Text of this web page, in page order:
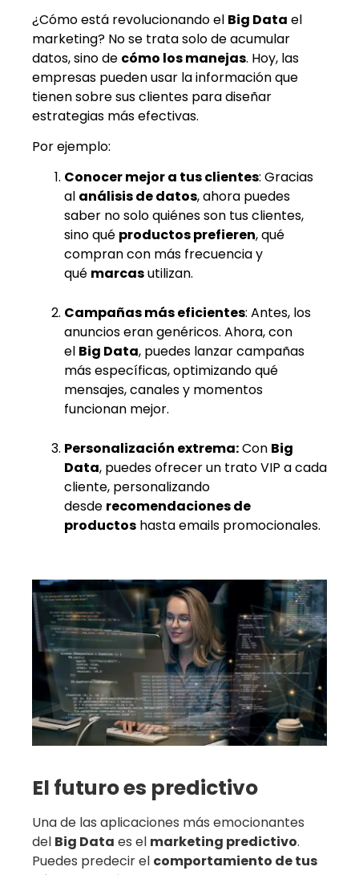
¿Cómo está revolucionando el Big Data el
marketing? No se trata solo de acumular
datos, sino de cómo los manejas. Hoy, las
empresas pueden usar la información que
tienen sobre sus clientes para diseñar
estrategias más efectivas.
Por ejemplo:
Conocer mejor a tus clientes: Gracias
al análisis de datos, ahora puedes
saber no solo quiénes son tus clientes,
sino qué productos prefieren, qué
compran con más frecuencia y
qué marcasutilizan.
Campañas más eficientes: Antes, los
anuncios eran genéricos. Ahora, con
el Big Data, puedes lanzar campañas
más específicas, optimizando qué
mensajes, canales y momentos
funcionan mejor.
Personalización extrema:Con Big
Data, puedes ofrecer un trato VIP a cada
cliente, personalizando
desde recomendaciones de
productos hasta emails promocionales.
El futuro es predictivo
Una de las aplicaciones más emocionantes
del Big Data es el marketing predictivo.
Puedes predecir el comportamiento de tus